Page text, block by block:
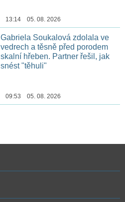
13:14 05. 08. 2026
Gabriela Soukalová zdolala ve
vedrech a těsně před porodem
skalní hřeben. Partner řešil, jak
snést "těhuli"
09:53 05. 08. 2026